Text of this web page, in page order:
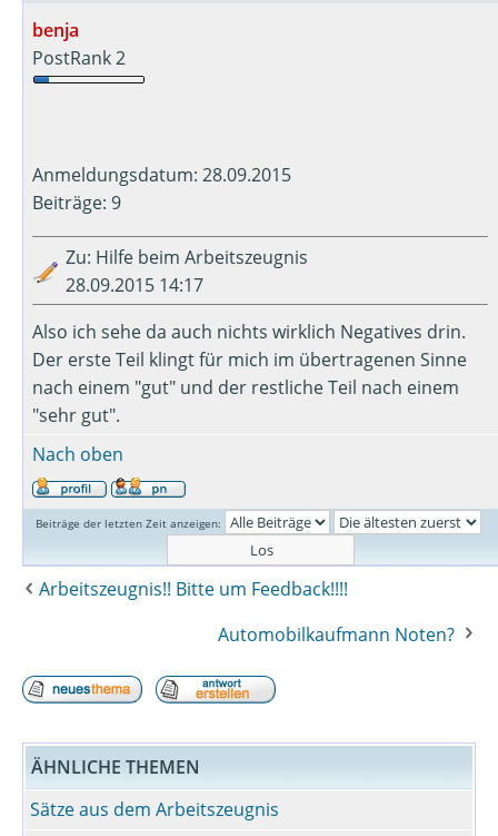
benja
PostRank 2
Anmeldungsdatum: 28.09.2015
Beiträge: 9
Zu: Hilfe beim Arbeitszeugnis
28.09.2015 14:17
Also ich sehe da auch nichts wirklich Negatives drin.
Der erste Teil klingt für mich im übertragenen Sinne
nach einem "gut" und der restliche Teil nach einem
"sehr gut".
Nach oben
Beiträge der letzten Zeit anzeigen:
Arbeitszeugnis!! Bitte um Feedback!!!!
Automobilkaufmann Noten?
ÄHNLICHE THEMEN
Sätze aus dem Arbeitszeugnis